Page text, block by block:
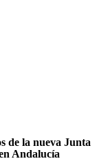
de la nueva Junta
Andalucía